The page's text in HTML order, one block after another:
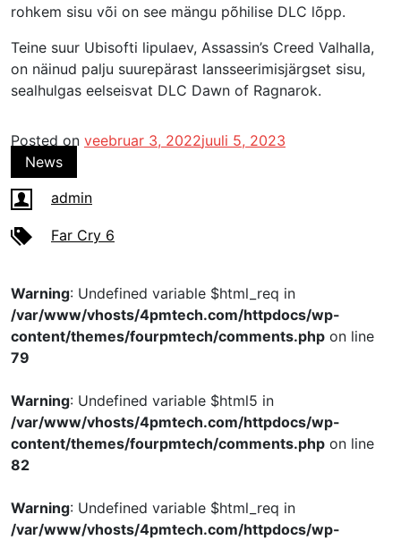
rohkem sisu või on see mängu põhilise DLC lõpp.
Teine suur Ubisofti lipulaev, Assassin’s Creed Valhalla,
on näinud palju suurepärast lansseerimisjärgset sisu,
sealhulgas eelseisvat DLC Dawn of Ragnarok.
Posted on veebruar 3, 2022juuli 5, 2023
News
admin
Far Cry 6
Warning: Undefined variable $html_req in
/var/www/vhosts/4pmtech.com/httpdocs/wp-
content/themes/fourpmtech/comments.php on line
79
Warning: Undefined variable $html5 in
/var/www/vhosts/4pmtech.com/httpdocs/wp-
content/themes/fourpmtech/comments.php on line
82
Warning: Undefined variable $html_req in
/var/www/vhosts/4pmtech.com/httpdocs/wp-